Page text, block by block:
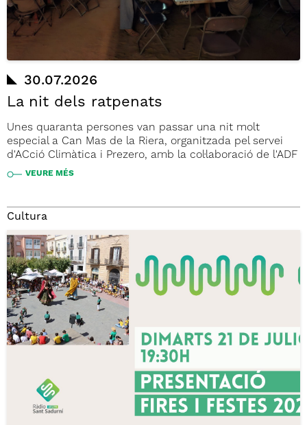
30.07.2026
La nit dels ratpenats
Unes quaranta persones van passar una nit molt
especial a Can Mas de la Riera, organitzada pel servei
d'ACció Climàtica i Prezero, amb la col·laboració de l'ADF
VEURE MÉS
Cultura